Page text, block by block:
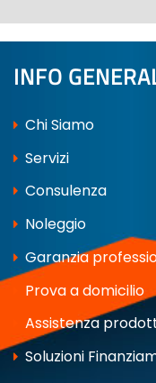
INFO
Chi Siamo
Servizi
Consulenza
Noleggio
Garanzia
Prova a domicilio
Assistenza
Soluzioni